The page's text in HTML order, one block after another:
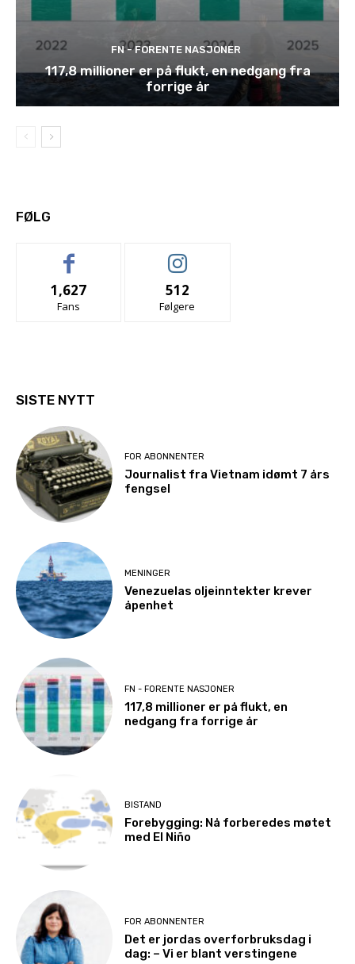
FN - FORENTE NASJONER
117,8 millioner er på flukt, en nedgang fra
forrige år
FØLG
1,627
Fans
512
Følgere
SISTE NYTT
FOR ABONNENTER
Journalist fra Vietnam idømt 7 års
fengsel
MENINGER
Venezuelas oljeinntekter krever
åpenhet
FN - FORENTE NASJONER
117,8 millioner er på flukt, en
nedgang fra forrige år
BISTAND
Forebygging: Nå forberedes møtet
med El Niño
FOR ABONNENTER
Det er jordas overforbruksdag i
dag: – Vi er blant verstingene